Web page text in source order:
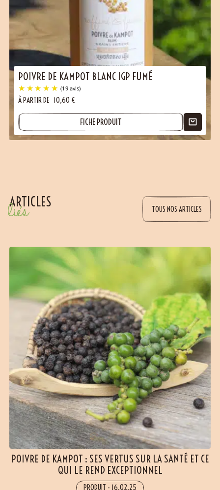
(30 avis)
(12 avis)
POIVRE DE KAMPOT BLANC IGP FUMÉ
À PARTIR DE 10,60 €
FICHE PRODUIT
ARTICLES
liés TOUS NOS ARTICLES
POIVRE DE KAMPOT : SES VERTUS SUR LA SANTÉ ET CE
QUI LE REND EXCEPTIONNEL
PRODUIT - 16.02.25